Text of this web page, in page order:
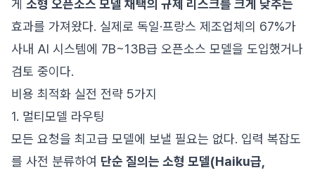
게 소형 오픈소스 모델 채택의 규제 리스크를 크게 낮추는
효과를 가져왔다. 실제로 독일·프랑스 제조업체의 67%가
사내 AI 시스템에 7B~13B급 오픈소스 모델을 도입했거나
검토 중이다.
비용 최적화 실전 전략 5가지
1. 멀티모델 라우팅
모든 요청을 최고급 모델에 보낼 필요는 없다. 입력 복잡도
를 사전 분류하여 단순 질의는 소형 모델(Haiku급,